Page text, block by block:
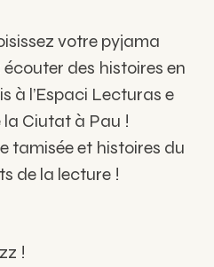
votre pyjama
des histoires en
l’Espaci Lecturas e
Ciutat à Pau !
tamisée et histoires du
de la lecture !
!